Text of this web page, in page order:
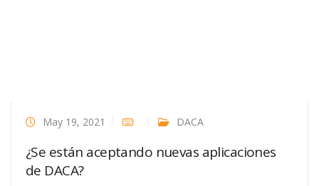
May 19, 2021 DACA
¿Se están aceptando nuevas aplicaciones
de DACA?